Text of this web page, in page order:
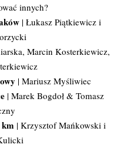
innych?
| Łukasz Piątkiewicz i
Marcin Kosterkiewicz,
| Mariusz Myśliwiec
| Marek Bogdoł & Tomasz
| Krzysztof Mańkowski i